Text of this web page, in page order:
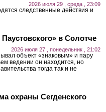
2026 июля 29 , среда , 23:09
следственные действия и
в Солотче
2026 июля 27 , понедельник , 21:02
объект «знаковым» и пару
ведении он находится, но
тогда так и не
охраны Сегденского